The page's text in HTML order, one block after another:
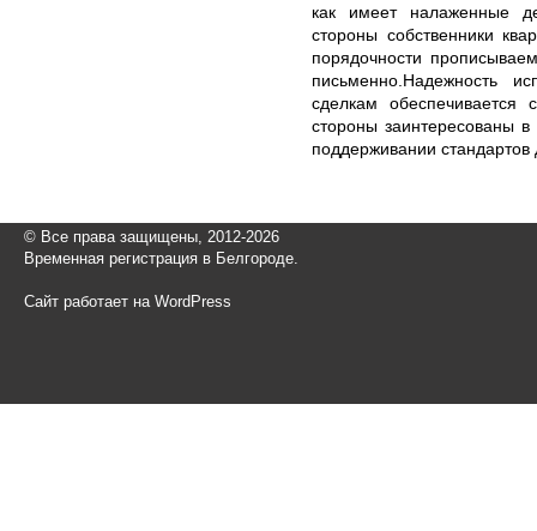
как имеет налаженные
стороны собственники
порядочности
письменно.Надежность
сделкам
стороны заинтересованы
поддерживании
© Все права защищены, 2012-2026
Временная регистрация в Белгороде.
Сайт работает на WordPress